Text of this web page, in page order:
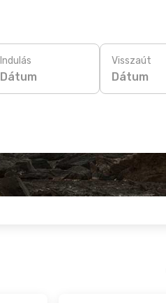
Indulás
Dátum
Visszaút
Dátum